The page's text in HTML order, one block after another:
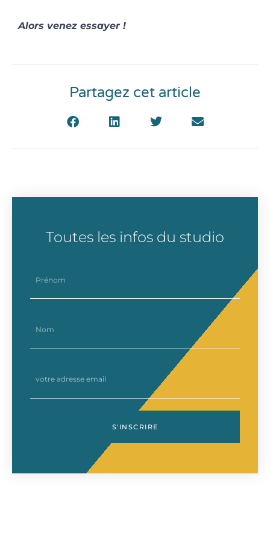
Alors venez essayer !
Partagez cet article
Toutes les infos du studio
S'INSCRIRE